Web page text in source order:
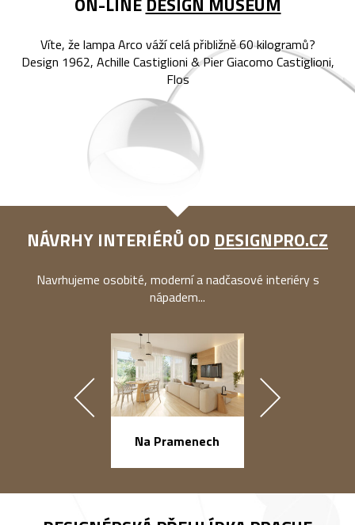
Víte, že lampa Arco váží celá přibližně 60 kilogramů?
Design 1962, Achille Castiglioni & Pier Giacomo Castiglioni,
Flos
NÁVRHY INTERIÉRŮ OD DESIGNPRO.CZ
Navrhujeme osobité, moderní a nadčasové interiéry s
nápadem...
Na Pramenech